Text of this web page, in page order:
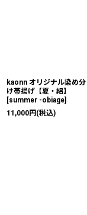
kaonn オリジナル染め分
け帯揚げ【夏・絽】
[summer -obiage]
11,000円 (税込)